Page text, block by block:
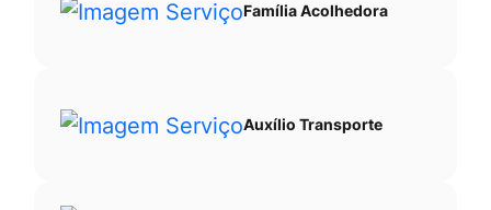
Família Acolhedora
Auxílio Transporte